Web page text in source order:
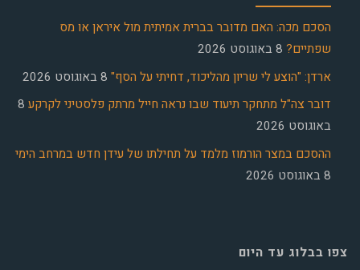
הסכם מכה: האם מדובר בברית אמיתית מול איראן או מס
שפתיים? 8 באוגוסט 2026
ארדן: "הוצע לי שריון מהליכוד, דחיתי על הסף" 8 באוגוסט 2026
דובר צה"ל מתחקר תיעוד שבו נראה חייל מרתק פלסטיני לקרקע 8
באוגוסט 2026
ההסכם במצר הורמוז מלמד על תחילתו של עידן חדש במרחב הימי
8 באוגוסט 2026
צפו בבלוג עד היום